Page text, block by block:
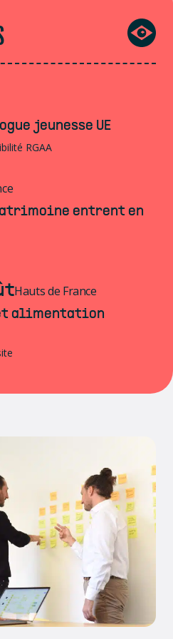
jeunesse UE
RGAA
entrent en
Hauts de France
alimentation